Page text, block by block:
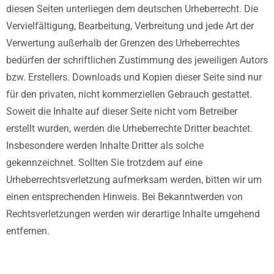
diesen Seiten unterliegen dem deutschen Urheberrecht. Die
Vervielfältigung, Bearbeitung, Verbreitung und jede Art der
Verwertung außerhalb der Grenzen des Urheberrechtes
bedürfen der schriftlichen Zustimmung des jeweiligen Autors
bzw. Erstellers. Downloads und Kopien dieser Seite sind nur
für den privaten, nicht kommerziellen Gebrauch gestattet.
Soweit die Inhalte auf dieser Seite nicht vom Betreiber
erstellt wurden, werden die Urheberrechte Dritter beachtet.
Insbesondere werden Inhalte Dritter als solche
gekennzeichnet. Sollten Sie trotzdem auf eine
Urheberrechtsverletzung aufmerksam werden, bitten wir um
einen entsprechenden Hinweis. Bei Bekanntwerden von
Rechtsverletzungen werden wir derartige Inhalte umgehend
entfernen.